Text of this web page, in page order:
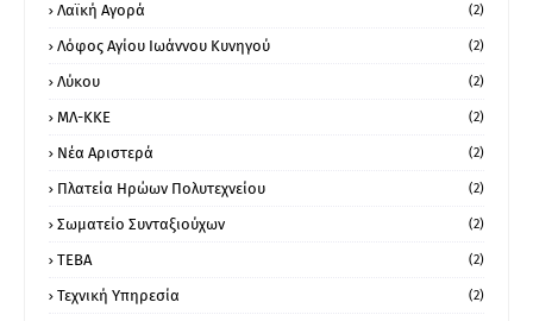
Λαϊκή Αγορά (2)
Λόφος Αγίου Ιωάννου Κυνηγού (2)
Λύκου (2)
ΜΛ-ΚΚΕ (2)
Νέα Αριστερά (2)
Πλατεία Ηρώων Πολυτεχνείου (2)
Σωματείο Συνταξιούχων (2)
ΤΕΒΑ (2)
Τεχνική Υπηρεσία (2)